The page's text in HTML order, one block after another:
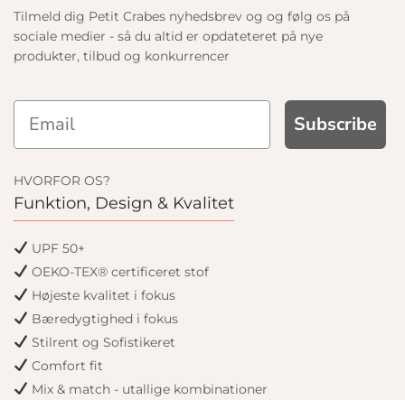
Tilmeld dig Petit Crabes nyhedsbrev og og følg os på
sociale medier - så du altid er opdateteret på nye
produkter, tilbud og konkurrencer
Subscribe
HVORFOR OS?
Funktion, Design & Kvalitet
UPF 50+
OEKO-TEX® certificeret stof
Højeste kvalitet i fokus
Bæredygtighed i fokus
Stilrent og Sofistikeret
Comfort fit
Mix & match - utallige kombinationer